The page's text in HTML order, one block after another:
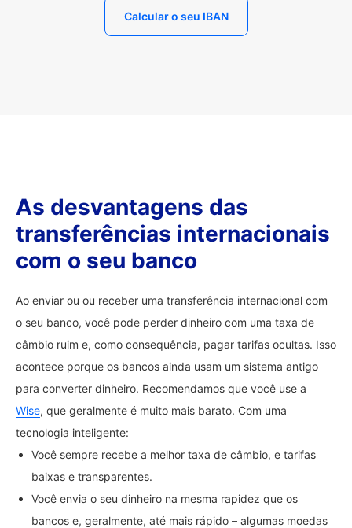
Calcular o seu IBAN
As desvantagens das
transferências internacionais
com o seu banco
Ao enviar ou ou receber uma transferência internacional com
o seu banco, você pode perder dinheiro com uma taxa de
câmbio ruim e, como consequência, pagar tarifas ocultas. Isso
acontece porque os bancos ainda usam um sistema antigo
para converter dinheiro. Recomendamos que você use a
Wise, que geralmente é muito mais barato. Com uma
tecnologia inteligente:
Você sempre recebe a melhor taxa de câmbio, e tarifas
baixas e transparentes.
Você envia o seu dinheiro na mesma rapidez que os
bancos e, geralmente, até mais rápido – algumas moedas